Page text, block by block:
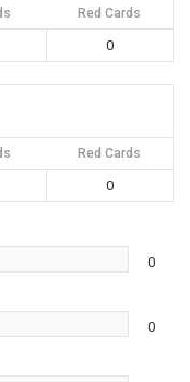
Red Cards
0
Red Cards
0
0
0